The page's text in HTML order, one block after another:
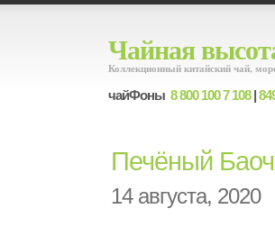
Чайная
Коллекционный китайский чай,
чайФоны 8 800 100 7 108|
Печёный
14 августа, 2020